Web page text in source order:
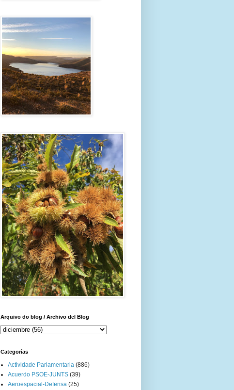
Arquivo do blog / Archivo del Blog
Categorías
Actividade Parlamentaria (886)
Acuerdo PSOE-JUNTS (39)
Aeroespacial-Defensa (25)